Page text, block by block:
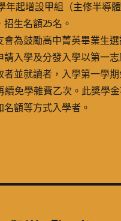
年起增設甲組（主修半導
招生名額25名。
會為鼓勵高中菁英畢業生
請入學及分發入學以第一
者並就讀者，入學第一學
續免學雜費乙次。此獎學
名額等方式入學者。